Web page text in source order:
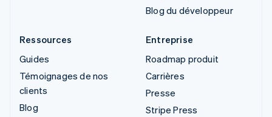
Blog du développeur
Ressources
Guides
Témoignages de nos
clients
Blog
Entreprise
Roadmap produit
Carrières
Presse
Stripe Press